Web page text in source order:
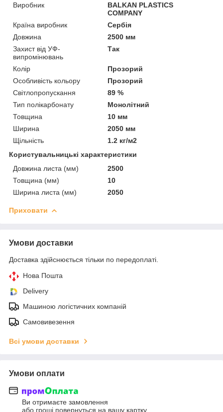
Виробник
BALKAN PLASTICS
COMPANY
Країна виробник
Сербія
Довжина
2500 мм
Захист від УФ-
випромінювань
Так
Колір
Прозорий
Особливість кольору
Прозорий
Світлопропускання
89 %
Тип полікарбонату
Монолітний
Товщина
10 мм
Ширина
2050 мм
Щільність
1.2 кг/м2
Користувальницькі характеристики
Довжина листа (мм)
2500
Товщина (мм)
10
Ширина листа (мм)
2050
Приховати
Умови доставки
Доставка здійснюється тільки по передоплаті.
Нова Пошта
Delivery
Машиною логістичних компаній
Самовивезення
Всі умови доставки
Умови оплати
Ви отримаєте замовлення
або гроші повернуться на вашу картку